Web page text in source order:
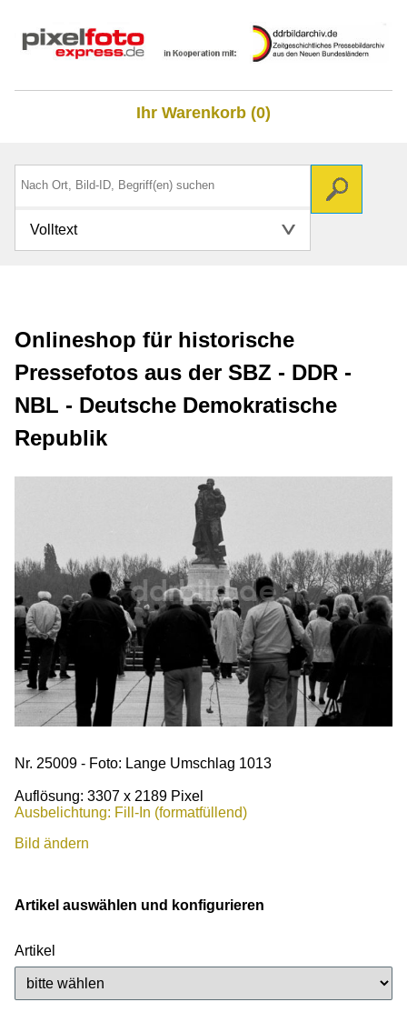
Ihr Warenkorb (0)
Volltext
Onlineshop für historische
Pressefotos aus der SBZ - DDR -
NBL - Deutsche Demokratische
Republik
Nr. 25009 - Foto: Lange Umschlag 1013
Auflösung: 3307 x 2189 Pixel
Ausbelichtung: Fill-In (formatfüllend)
Bild ändern
Artikel auswählen und konfigurieren
Artikel